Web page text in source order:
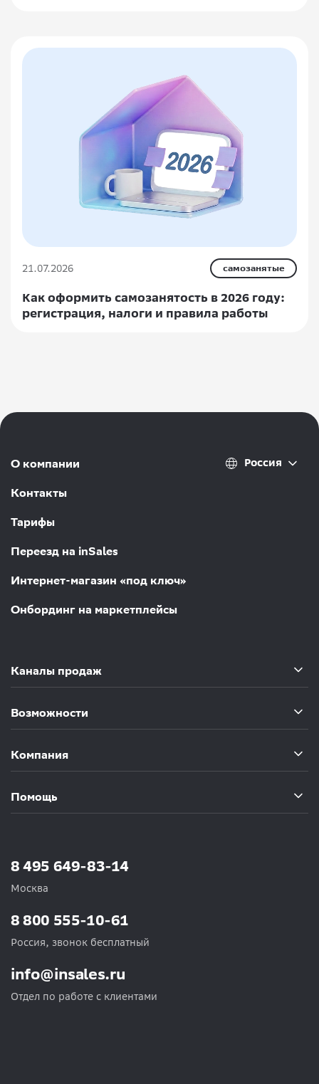
21.07.2026 самозанятые
Как оформить самозанятость в 2026 году:
регистрация, налоги и правила работы
О компании
Контакты
Тарифы
Переезд на inSales
Интернет-магазин «под ключ»
Онбординг на маркетплейсы
Россия
Каналы продаж
Возможности
Компания
Помощь
8 495 649-83-14
Москва
info@insales.ru
Отдел по работе с клиентами
8 800 555-10-61
Россия, звонок бесплатный